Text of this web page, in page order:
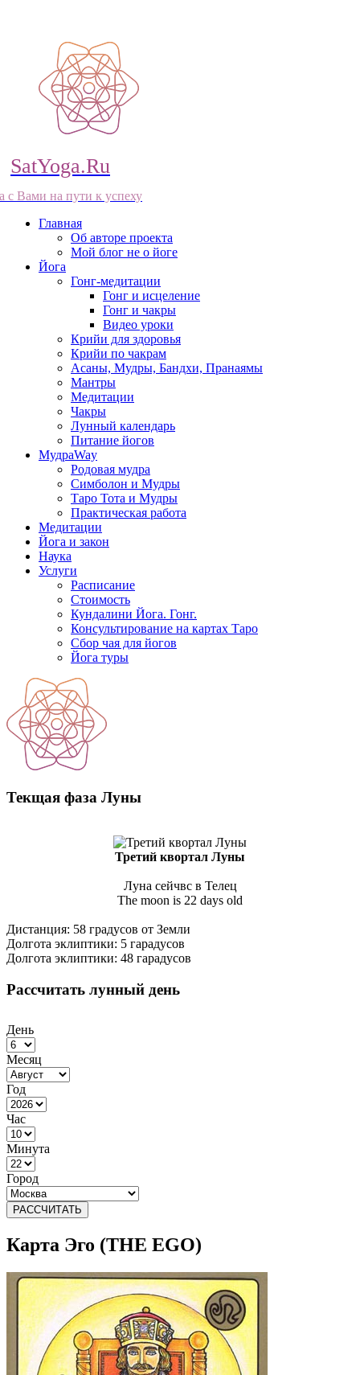
SatYoga.Ru
с Вами на пути к успеху
Главная
Об авторе проекта
Мой блог не о йоге
Йога
Гонг-медитации
Гонг и исцеление
Гонг и чакры
Видео уроки
Крийи для здоровья
Крийи по чакрам
Асаны, Мудры, Бандхи, Пранаямы
Мантры
Медитации
Чакры
Лунный календарь
Питание йогов
МудраWay
Родовая мудра
Симболон и Мудры
Таро Тота и Мудры
Практическая работа
Медитации
Йога и закон
Наука
Услуги
Расписание
Стоимость
Кундалини Йога. Гонг.
Консультирование на картах Таро
Сбор чая для йогов
Йога туры
Текщая фаза Луны
Третий квортал Луны
Луна сейчвс в Телец
The moon is 22 days old
Дистанция: 58 градусов от Земли
Долгота эклиптики: 5 гарадусов
Долгота эклиптики: 48 гарадусов
Рассчитать лунный день
День
Месяц
Год
Час
Минута
Город
РАССЧИТАТЬ
Карта Эго (THE EGO)